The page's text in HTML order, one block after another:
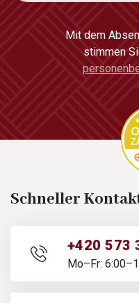
Mit dem
stimmen
Schneller
+420 573
Mo–Fr: